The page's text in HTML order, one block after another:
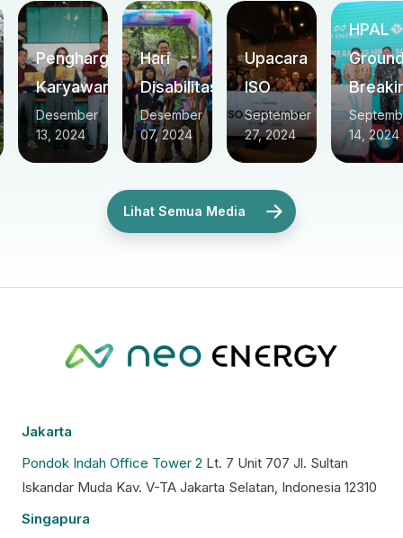
Penghargaan
Karyawan
Desember
13, 2024
Hari
Disabilitas
Desember
07, 2024
Upacara
ISO
September
27, 2024
HPAL
14, 2024
Lihat Semua Media
Jakarta
Pondok Indah Office Tower 2 Lt. 7 Unit 707 Jl. Sultan
Iskandar Muda Kav. V-TA Jakarta Selatan, Indonesia 12310
Singapura